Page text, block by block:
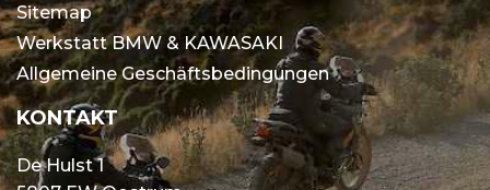
Sitemap
Werkstatt BMW & KAWASAKI
Allgemeine Geschäftsbedingungen
KONTAKT
De Hulst 1